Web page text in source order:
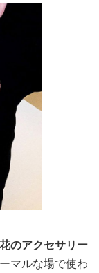
のアクセサリー
マルな場で使わ